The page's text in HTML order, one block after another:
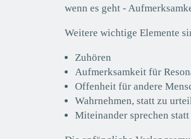
wenn es geht -
Weitere wichtige Elemente
Zuhören
Aufmerksamkeit für
Offenheit für andere
Wahrnehmen, statt zu
Miteinander sprechen